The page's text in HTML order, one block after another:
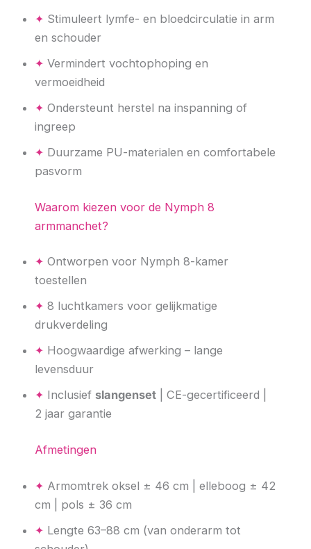
✦ Stimuleert lymfe- en bloedcirculatie in arm
en schouder
✦ Vermindert vochtophoping en
vermoeidheid
✦ Ondersteunt herstel na inspanning of
ingreep
✦ Duurzame PU-materialen en comfortabele
pasvorm
Waarom kiezen voor de Nymph 8
armmanchet?
✦ Ontworpen voor Nymph 8-kamer
toestellen
✦ 8 luchtkamers voor gelijkmatige
drukverdeling
✦ Hoogwaardige afwerking – lange
levensduur
✦ Inclusief slangenset | CE-gecertificeerd |
2 jaar garantie
Afmetingen
✦ Armomtrek oksel ± 46 cm | elleboog ± 42
cm | pols ± 36 cm
✦ Lengte 63–88 cm (van onderarm tot